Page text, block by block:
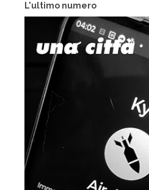
L'ultimo numero